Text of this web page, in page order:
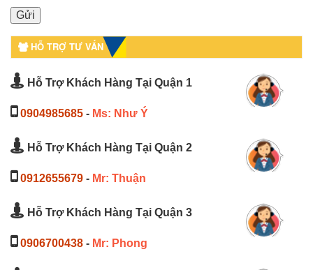
HỖ TRỢ TƯ VẤN
Hỗ Trợ Khách Hàng Tại Quận 1
0904985685 - Ms: Như Ý
Hỗ Trợ Khách Hàng Tại Quận 2
0912655679 - Mr: Thuận
Hỗ Trợ Khách Hàng Tại Quận 3
0906700438 - Mr: Phong